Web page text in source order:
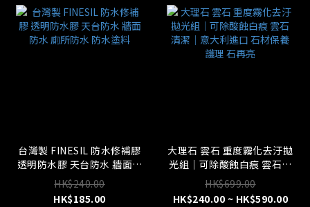
台灣製 FINESIL 防水修補膠
透明防水膠 天台防水 牆面防
水 廁所防水 防水塗料
HK$240.00
HK$185.00
大理石 雲石 重度霧化去汙拋
光組｜可除酸蝕白痕 雲石清
潔｜意大利進口 石材保養護
理 石再亮
HK$699.00
HK$240.00 ~ HK$590.00